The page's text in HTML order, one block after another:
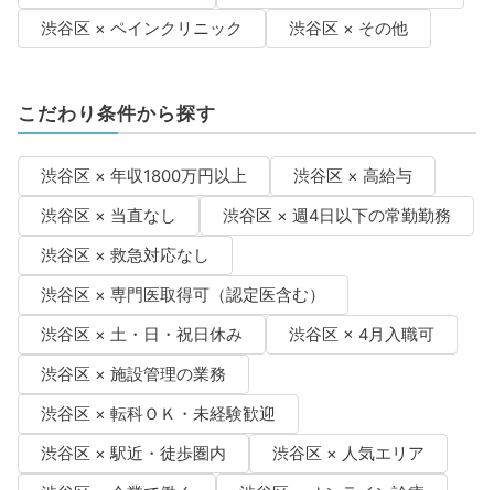
渋谷区 × ペインクリニック
渋谷区 × その他
こだわり条件から探す
渋谷区 × 年収1800万円以上
渋谷区 × 高給与
渋谷区 × 当直なし
渋谷区 × 週4日以下の常勤勤務
渋谷区 × 救急対応なし
渋谷区 × 専門医取得可（認定医含む）
渋谷区 × 土・日・祝日休み
渋谷区 × 4月入職可
渋谷区 × 施設管理の業務
渋谷区 × 転科ＯＫ・未経験歓迎
渋谷区 × 駅近・徒歩圏内
渋谷区 × 人気エリア